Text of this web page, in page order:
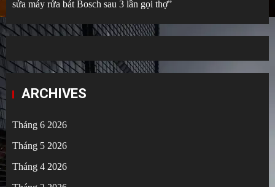
sửa máy rửa bát Bosch sau 3 lần gọi thợ”
ARCHIVES
Tháng 6 2026
Tháng 5 2026
Tháng 4 2026